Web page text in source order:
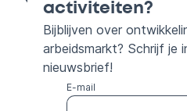
activiteiten?
Bijblijven over
arbeidsmarkt? Schrijf je
nieuwsbrief!
E-mail